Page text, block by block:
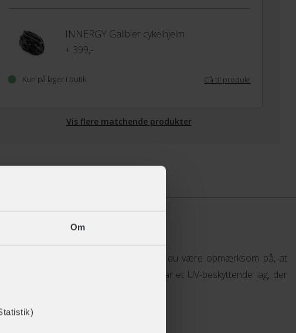
Om
INNERGY Galibier cykelhjelm
+ 399,-
Kun på lager i butik Gå til produkt
Vis flere matchende produkter
cykelbrillerne til andet end cykling skal du være opmærksom på, at
egner sig til bilkørsel, da bilruder har et UV-beskyttende lag, der
ikke ændrer sig efter lyset.